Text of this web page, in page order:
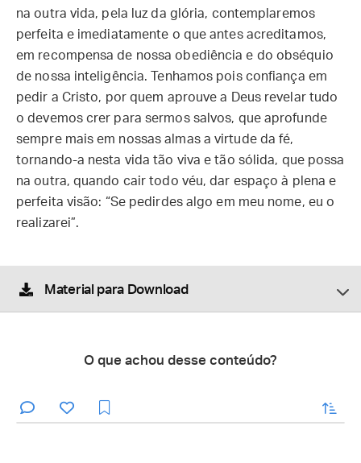
na outra vida, pela luz da glória, contemplaremos
perfeita e imediatamente o que antes acreditamos,
em recompensa de nossa obediência e do obséquio
de nossa inteligência. Tenhamos pois confiança em
pedir a Cristo, por quem aprouve a Deus revelar tudo
o devemos crer para sermos salvos, que aprofunde
sempre mais em nossas almas a virtude da fé,
tornando-a nesta vida tão viva e tão sólida, que possa
na outra, quando cair todo véu, dar espaço à plena e
perfeita visão: “Se pedirdes algo em meu nome, eu o
realizarei”.
Material para Download
O que achou desse conteúdo?
enviar